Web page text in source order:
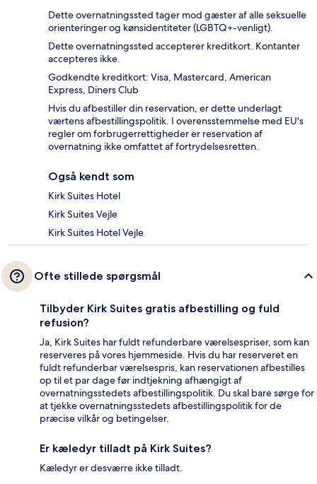
Dette overnatningssted tager mod gæster af alle seksuelle
orienteringer og kønsidentiteter (LGBTQ+-venligt).
Dette overnatningssted accepterer kreditkort. Kontanter
accepteres ikke.
Godkendte kreditkort: Visa, Mastercard, American
Express, Diners Club
Hvis du afbestiller din reservation, er dette underlagt
værtens afbestillingspolitik. I overensstemmelse med EU's
regler om forbrugerrettigheder er reservation af
overnatning ikke omfattet af fortrydelsesretten.
Også kendt som
Kirk Suites Hotel
Kirk Suites Vejle
Kirk Suites Hotel Vejle
Ofte stillede spørgsmål
Tilbyder Kirk Suites gratis afbestilling og fuld
refusion?
Ja, Kirk Suites har fuldt refunderbare værelsespriser, som kan
reserveres på vores hjemmeside. Hvis du har reserveret en
fuldt refunderbar værelsespris, kan reservationen afbestilles
op til et par dage før indtjekning afhængigt af
overnatningsstedets afbestillingspolitik. Du skal bare sørge for
at tjekke overnatningsstedets afbestillingspolitik for de
præcise vilkår og betingelser.
Er kæledyr tilladt på Kirk Suites?
Kæledyr er desværre ikke tilladt.